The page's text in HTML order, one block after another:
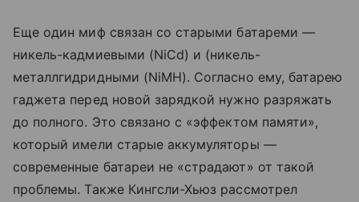
Еще один миф связан со старыми батареми —
никель-кадмиевыми (NiCd) и (никель-
металлгидридными (NiMH). Согласно ему, батарею
гаджета перед новой зарядкой нужно разряжать
до полного. Это связано с «эффектом памяти»,
который имели старые аккумуляторы —
современные батареи не «страдают» от такой
проблемы. Также Кингсли-Хьюз рассмотрел